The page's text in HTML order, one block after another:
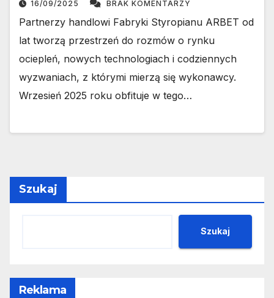
16/09/2025 BRAK KOMENTARZY
Partnerzy handlowi Fabryki Styropianu ARBET od
lat tworzą przestrzeń do rozmów o rynku
ociepleń, nowych technologiach i codziennych
wyzwaniach, z którymi mierzą się wykonawcy.
Wrzesień 2025 roku obfituje w tego…
Szukaj
Szukaj
Reklama